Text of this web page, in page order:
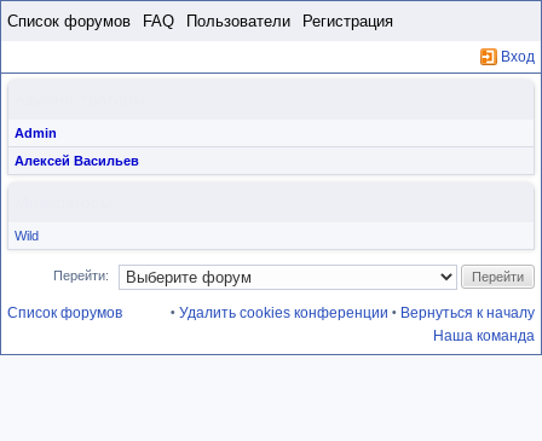
Список форумов FAQ Пользователи Регистрация
Вход
Admin
Алексей Васильев
Wild
Перейти:
Список форумов • Вернуться к началу
• Удалить cookies конференции
Наша команда